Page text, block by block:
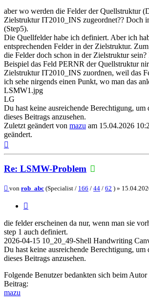
aber wo werden die Felder der Quellstruktur
Zielstruktur IT2010_INS zugeordnet?? Doch
(Step5).
Die Quellfelder habe ich definiert. Aber ich
entsprechenden Felder in der Zielstruktur.
die Felder doch schon in der Zielstruktur
Beispiel das Feld PERNR der Quellstruktur
Zielstruktur IT2010_INS zuordnen, weil das
ich sehe nirgends einen Punkt, wo man das
LSMW1.jpg
LG
Du hast keine ausreichende Berechtigung, um
dieses Beitrags anzusehen.
Zuletzt geändert von mazu am 15.04.2026
geändert.
Re: LSMW-Problem
Beitrag
von rob_abc (Specialist / 166 / 44 / 62 ) »
die felder erscheinen da nur, wenn man sie
step 1 auch definiert.
2026-04-15 10_20_49-Shell Handwriting
Du hast keine ausreichende Berechtigung, um
dieses Beitrags anzusehen.
Folgende Benutzer bedankten sich beim Autor
Beitrag:
mazu